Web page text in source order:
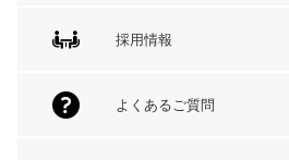
採用情報
よくあるご質問